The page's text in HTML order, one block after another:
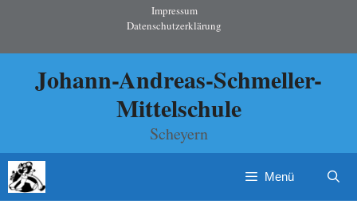
Impressum
Datenschutzerklärung
Johann-Andreas-Schmeller-
Mittelschule
Scheyern
Menü